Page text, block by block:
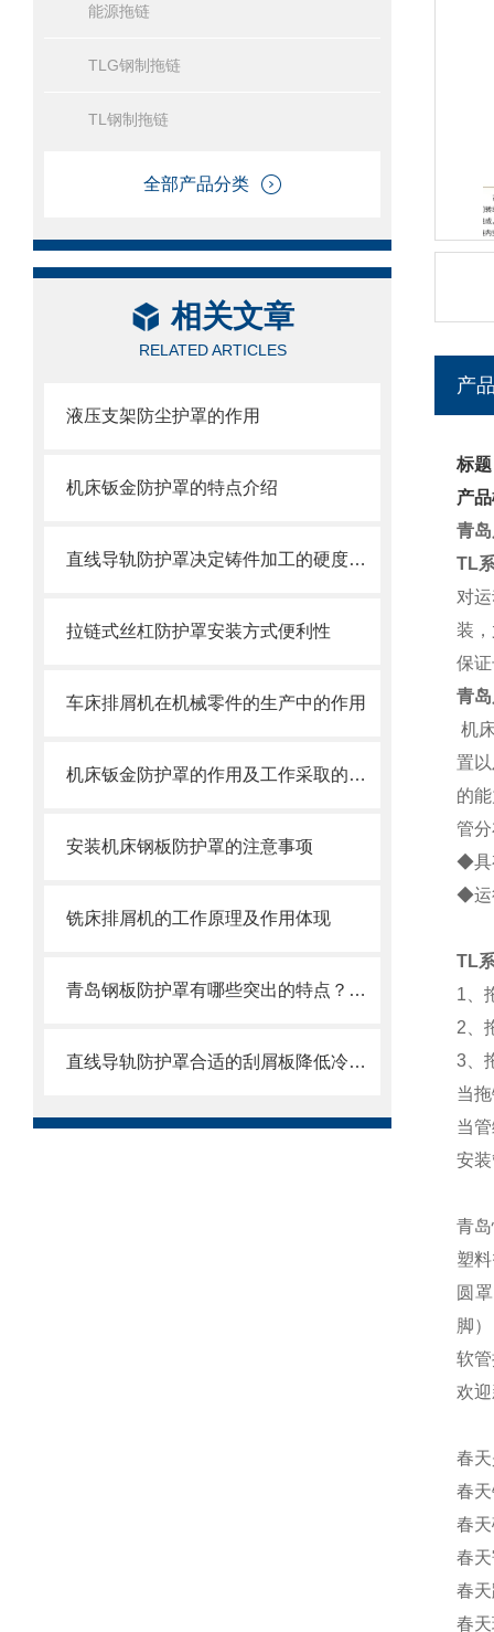
能源拖链
TLG钢制拖链
TL钢制拖链
全部产品分类
相关文章
RELATED ARTICLES
液压支架防尘护罩的作用
机床钣金防护罩的特点介绍
直线导轨防护罩决定铸件加工的硬度值指标
拉链式丝杠防护罩安装方式便利性
车床排屑机在机械零件的生产中的作用
机床钣金防护罩的作用及工作采取的方法
安装机床钢板防护罩的注意事项
铣床排屑机的工作原理及作用体现
青岛钢板防护罩有哪些突出的特点？还不快来了解一下
直线导轨防护罩合适的刮屑板降低冷却液的渗入
产
标
产
青
TL
对
装
保
青
机
置
的
管
◆具
◆运
TL
1、
2、
3、
当
当
安
青
塑
圆
脚
软
欢
春
春
春
春
春
春